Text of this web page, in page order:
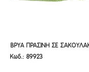
ΒΡΥΑ ΠΡΑΣΙΝΗ ΣΕ
500ΓΡ
ΒΡΥΑ ΠΡΑΣΙΝΗ ΣΕ
500ΓΡ
Κωδ.: 89923